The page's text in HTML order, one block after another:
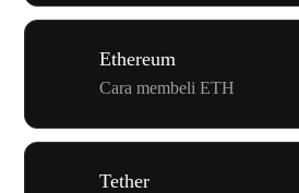
Ethereum
Cara membeli ETH
Tether